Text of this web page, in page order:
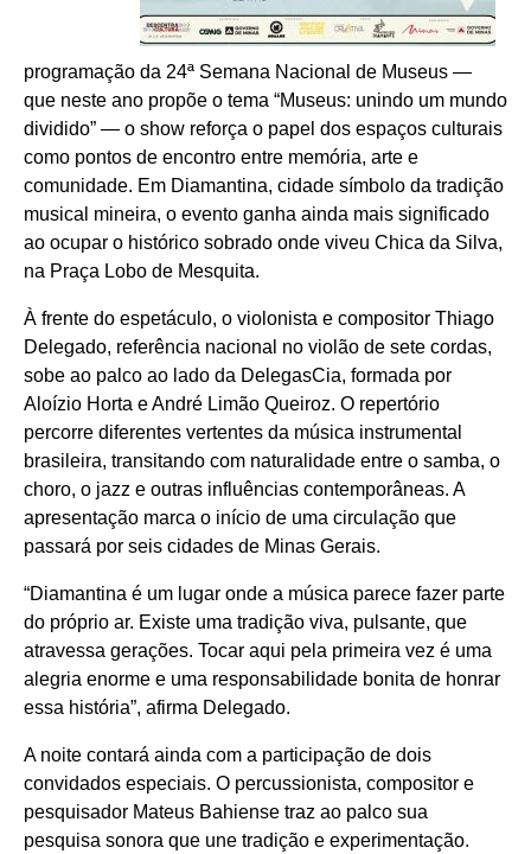
programação da 24ª Semana Nacional de Museus —
que neste ano propõe o tema “Museus: unindo um mundo
dividido” — o show reforça o papel dos espaços culturais
como pontos de encontro entre memória, arte e
comunidade. Em Diamantina, cidade símbolo da tradição
musical mineira, o evento ganha ainda mais significado
ao ocupar o histórico sobrado onde viveu Chica da Silva,
na Praça Lobo de Mesquita.
À frente do espetáculo, o violonista e compositor Thiago
Delegado, referência nacional no violão de sete cordas,
sobe ao palco ao lado da DelegasCia, formada por
Aloízio Horta e André Limão Queiroz. O repertório
percorre diferentes vertentes da música instrumental
brasileira, transitando com naturalidade entre o samba, o
choro, o jazz e outras influências contemporâneas. A
apresentação marca o início de uma circulação que
passará por seis cidades de Minas Gerais.
“Diamantina é um lugar onde a música parece fazer parte
do próprio ar. Existe uma tradição viva, pulsante, que
atravessa gerações. Tocar aqui pela primeira vez é uma
alegria enorme e uma responsabilidade bonita de honrar
essa história”, afirma Delegado.
A noite contará ainda com a participação de dois
convidados especiais. O percussionista, compositor e
pesquisador Mateus Bahiense traz ao palco sua
pesquisa sonora que une tradição e experimentação.